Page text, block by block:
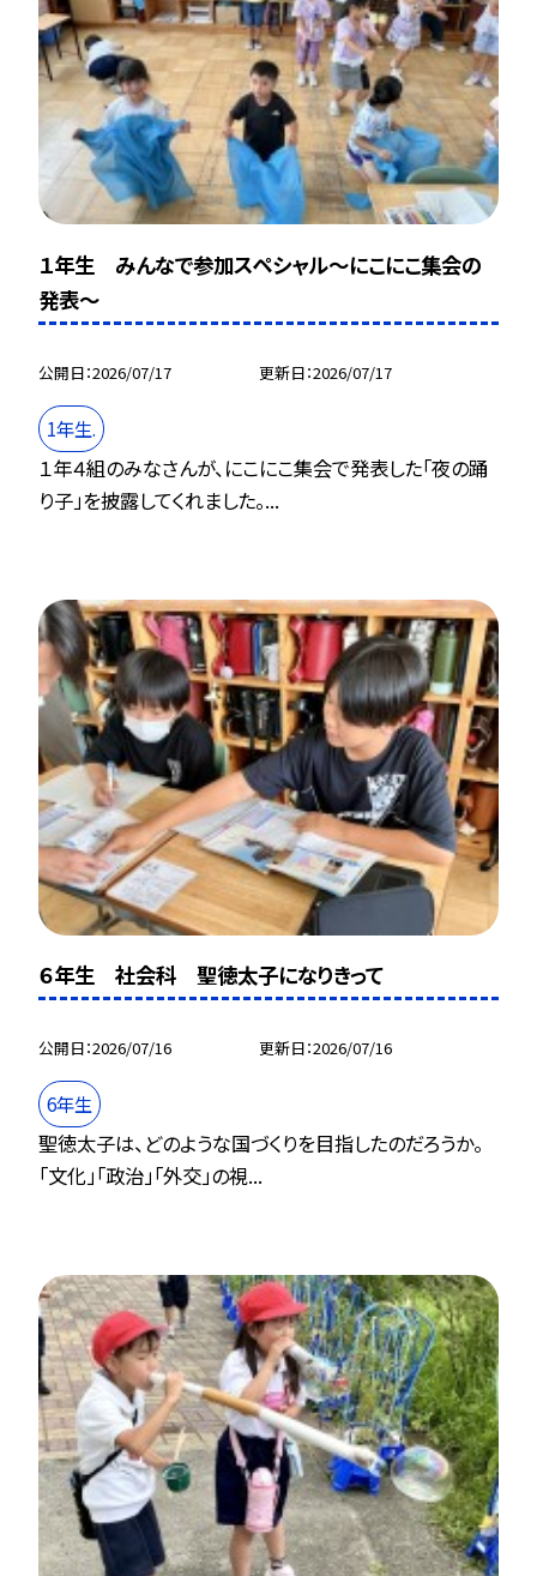
１年生 みんなで参加スペシャル〜にこにこ集会の
発表〜
公開日 2026/07/17 更新日 2026/07/17
1年生.
１年４組のみなさんが、にこにこ集会で発表した「夜の踊
り子」を披露してくれました。...
６年生 社会科 聖徳太子になりきって
公開日 2026/07/16 更新日 2026/07/16
6年生
聖徳太子は、どのような国づくりを目指したのだろうか。
「文化」「政治」「外交」の視...